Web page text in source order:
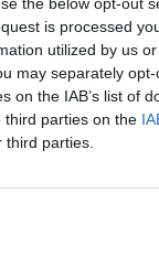
is processed
utilized by us
may separately
on the IAB’s list of
third parties on the
parties.